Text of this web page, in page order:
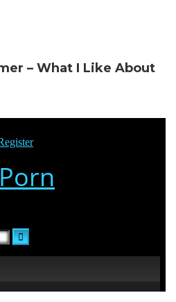
– What I Like About